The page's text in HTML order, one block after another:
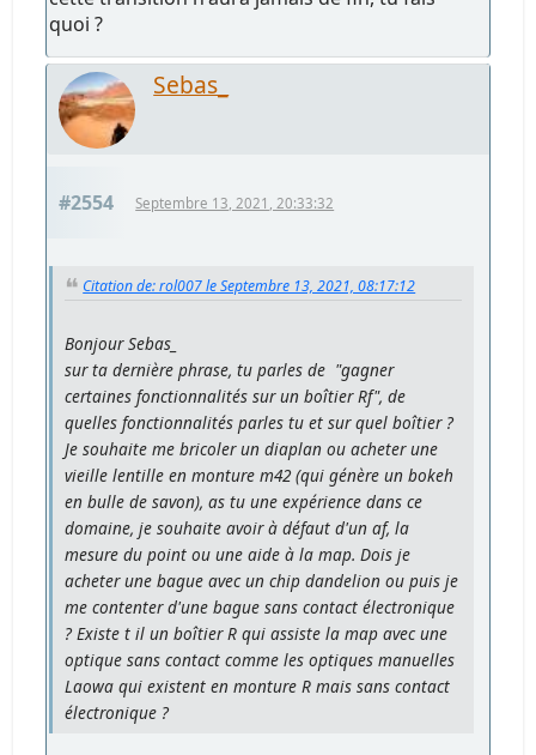
quoi ?
Sebas_
#2554 Septembre 13, 2021, 20:33:32
Citation de: rol007 le Septembre 13, 2021, 08:17:12
Bonjour Sebas_
sur ta dernière phrase, tu parles de "gagner
certaines fonctionnalités sur un boîtier Rf", de
quelles fonctionnalités parles tu et sur quel boîtier ?
Je souhaite me bricoler un diaplan ou acheter une
vieille lentille en monture m42 (qui génère un bokeh
en bulle de savon), as tu une expérience dans ce
domaine, je souhaite avoir à défaut d'un af, la
mesure du point ou une aide à la map. Dois je
acheter une bague avec un chip dandelion ou puis je
me contenter d'une bague sans contact électronique
? Existe t il un boîtier R qui assiste la map avec une
optique sans contact comme les optiques manuelles
Laowa qui existent en monture R mais sans contact
électronique ?